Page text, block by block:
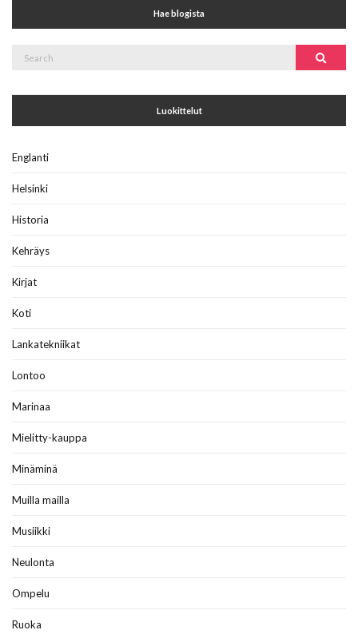
Hae blogista
Search
Search
Luokittelut
Englanti
Helsinki
Historia
Kehräys
Kirjat
Koti
Lankatekniikat
Lontoo
Marinaa
Mielitty-kauppa
Minäminä
Muilla mailla
Musiikki
Neulonta
Ompelu
Ruoka